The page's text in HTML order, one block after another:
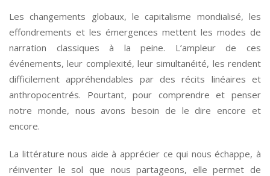
Les changements globaux, le capitalisme mondialisé, les
effondrements et les émergences mettent les modes de
narration classiques à la peine. L’ampleur de ces
événements, leur complexité, leur simultanéité, les rendent
difficilement appréhendables par des récits linéaires et
anthropocentrés. Pourtant, pour comprendre et penser
notre monde, nous avons besoin de le dire encore et
encore.
La littérature nous aide à apprécier ce qui nous échappe, à
réinventer le sol que nous partageons, elle permet de